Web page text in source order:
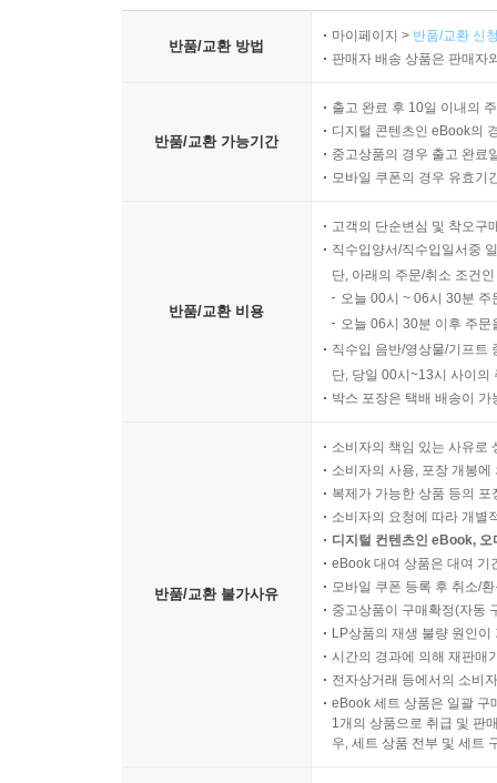
반품/교환 방법
마이페이지 > 반품/교환 신
판매자 배송 상품은 판매자
반품/교환 가능기간
출고 완료 후 10일 이내의
디지털 콘텐츠인 eBook의
중고상품의 경우 출고 완료
모바일 쿠폰의 경우 유효기
반품/교환 비용
고객의 단순변심 및 착오구
직수입양서/직수입일서중
단, 아래의 주문/취소 조건
오늘 00시 ~ 06시 30분
오늘 06시 30분 이후 주
직수입 음반/영상물/기프트
단, 당일 00시~13시 사이의
박스 포장은 택배 배송이
반품/교환 불가사유
소비자의 책임 있는 사유로
소비자의 사용, 포장 개봉
복제가 가능한 상품 등의
소비자의 요청에 따라 개별
디지털 컨텐츠인 eBook,
eBook 대여 상품은 대여 기
모바일 쿠폰 등록 후 취소/
중고상품이 구매확정(자동
LP상품의 재생 불량 원인
시간의 경과에 의해 재판매
전자상거래 등에서의 소비
eBook 세트 상품은 일괄 구
1개의 상품으로 취급 및 판
우, 세트 상품 전부 및 세트